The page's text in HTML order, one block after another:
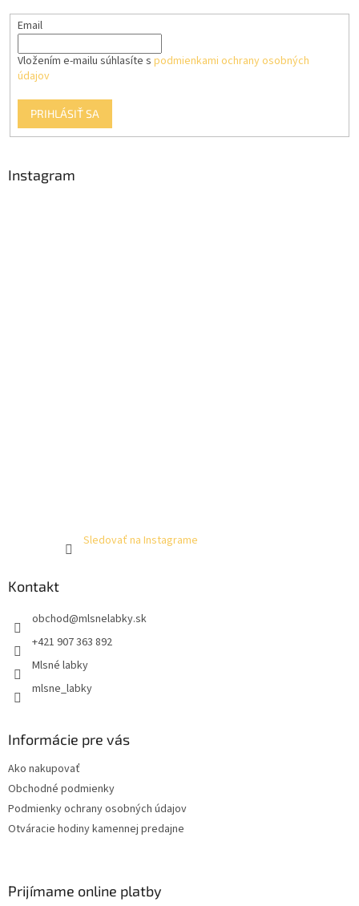
y
p
Email
Vložením e-mailu súhlasíte s podmienkami ochrany osobných
údajov
PRIHLÁSIŤ SA
Instagram
Sledovať na Instagrame
Kontakt
obchod@mlsnelabky.sk
+421 907 363 892
Mlsné labky
mlsne_labky
Informácie pre vás
Ako nakupovať
Obchodné podmienky
Podmienky ochrany osobných údajov
Otváracie hodiny kamennej predajne
Prijímame online platby